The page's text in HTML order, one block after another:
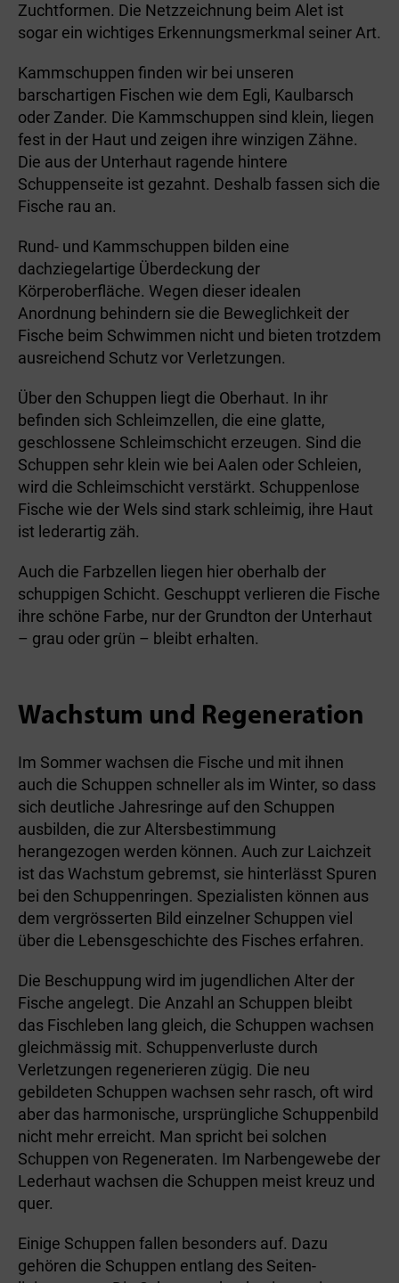
Zuchtformen. Die Netzzeichnung beim Alet ist
sogar ein wichtiges Erkennungsmerkmal seiner Art.
Kammschuppen finden wir bei unseren
barschartigen Fischen wie dem Egli, Kaulbarsch
oder Zander. Die Kammschuppen sind klein, liegen
fest in der Haut und zeigen ihre winzigen Zähne.
Die aus der Unterhaut ragende hintere
Schuppenseite ist gezahnt. Deshalb fassen sich die
Fische rau an.
Rund- und Kammschuppen bilden eine
dachziegelartige Überdeckung der
Körperoberfläche. Wegen dieser idealen
Anordnung behindern sie die Beweglichkeit der
Fische beim Schwimmen nicht und bieten trotzdem
ausreichend Schutz vor Verletzungen.
Über den Schuppen liegt die Oberhaut. In ihr
befinden sich Schleimzellen, die eine glatte,
geschlossene Schleimschicht erzeugen. Sind die
Schuppen sehr klein wie bei Aalen oder Schleien,
wird die Schleimschicht verstärkt. Schuppenlose
Fische wie der Wels sind stark schleimig, ihre Haut
ist lederartig zäh.
Auch die Farbzellen liegen hier oberhalb der
schuppigen Schicht. Geschuppt verlieren die Fische
ihre schöne Farbe, nur der Grundton der Unterhaut
– grau oder grün – bleibt erhalten.
Wachstum und Regeneration
Im Sommer wachsen die Fische und mit ihnen
auch die Schuppen schneller als im Winter, so dass
sich deutliche Jahresringe auf den Schuppen
ausbilden, die zur Altersbestimmung
herangezogen werden können. Auch zur Laichzeit
ist das Wachstum gebremst, sie hinterlässt Spuren
bei den Schuppenringen. Spezialisten können aus
dem vergrösserten Bild einzelner Schuppen viel
über die Lebensgeschichte des Fisches erfahren.
Die Beschuppung wird im jugendlichen Alter der
Fische angelegt. Die Anzahl an Schuppen bleibt
das Fischleben lang gleich, die Schuppen wachsen
gleichmäs­sig mit. Schuppenverluste durch
Verletzungen regenerieren zügig. Die neu
gebildeten Schuppen wachsen sehr rasch, oft wird
aber das harmonische, ursprüngliche Schuppenbild
nicht mehr erreicht. Man spricht bei solchen
Schuppen von Regeneraten. Im Narbengewebe der
Lederhaut wachsen die Schuppen meist kreuz und
quer.
Einige Schuppen fallen besonders auf. Dazu
gehören die Schuppen entlang des Seiten­